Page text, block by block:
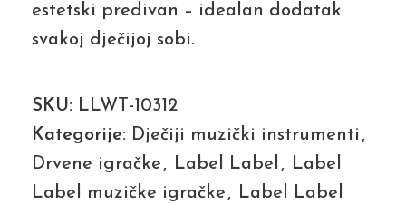
estetski predivan – idealan dodatak
svakoj dječijoj sobi.
SKU: LLWT-10312
Kategorije: Dječiji muzički instrumenti ,
Drvene igračke , Label Label , Label
Label muzičke igračke , Label Label